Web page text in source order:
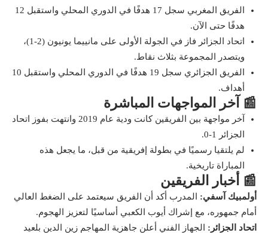
الفريق المغربي سجل 17 هدفًا في الدوري المحلي واستقبل 12
هدفًا حتى الآن.
اتحاد الجزائر فاز في الجولة الأولى على مانييما يونيون (2-1)،
ويتصدر المجموعة بثلاث نقاط.
الفريق الجزائري سجل 19 هدفًا في الدوري المحلي واستقبل 10
أهداف.
📰 آخر المواجهات المباشرة
آخر مواجهة بين الفريقين كانت ودية عام 2019 وانتهت بفوز اتحاد
الجزائر 1-0.
لم يلتقيا رسميًا في بطولة إفريقية من قبل، ما يجعل هذه
المباراة تاريخية.
📰 أخبار الفريقين
أولمبيك آسفي: المدرب أكد أن الفريق سيعتمد على الضغط العالي
أمام جمهوره، مع إشراك أيوب الكعبي أساسيًا لتعزيز الهجوم.
اتحاد الجزائر: الجهاز الفني أعلن جاهزية المهاجم زين الدين بلعيد